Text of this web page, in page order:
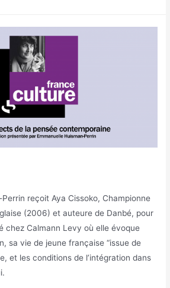
reçoit Aya Cissoko, Championne
(2006) et auteure de Danbé, pour
chez Calmann Levy où elle évoque
sa vie de jeune française “issue de
et les conditions de l’intégration dans